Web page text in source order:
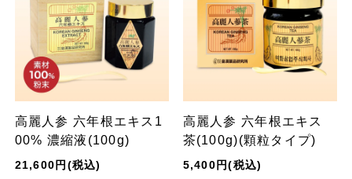
高麗人参 六年根エキス1
00% 濃縮液(100g)
21,600円(税込)
高麗人参 六年根エキス
茶(100g)(顆粒タイプ)
5,400円(税込)